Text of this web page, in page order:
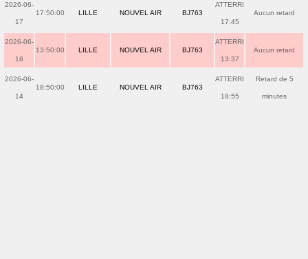
2026-06-
17
17:50:00 LILLE NOUVEL AIR BJ763
ATTERRI
17:45
Aucun retard
2026-06-
16
13:50:00 LILLE NOUVEL AIR BJ763
ATTERRI
13:37
Aucun retard
2026-06-
14
18:50:00 LILLE NOUVEL AIR BJ763
ATTERRI
18:55
Retard de 5
minutes